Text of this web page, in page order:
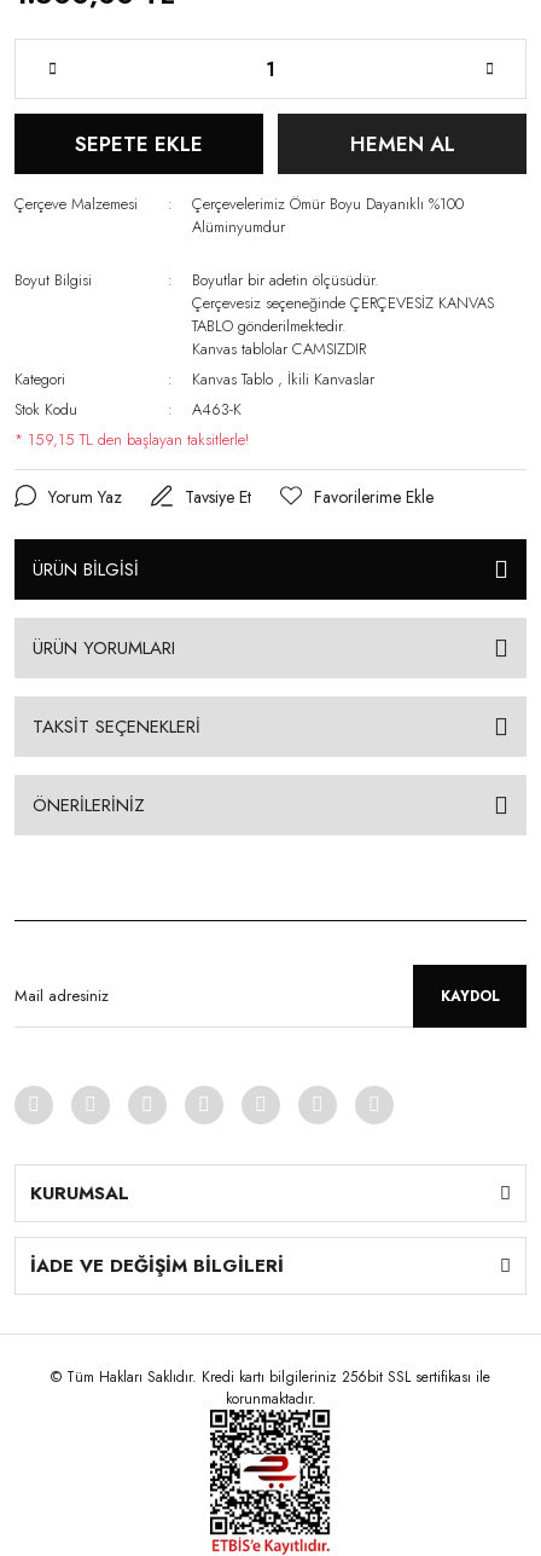
SEPETE EKLE HEMEN AL
Çerçeve Malzemesi
Çerçevelerimiz Ömür Boyu Dayanıklı %100
Alüminyumdur
Boyut Bilgisi
Boyutlar bir adetin ölçüsüdür.
Çerçevesiz seçeneğinde ÇERÇEVESİZ KANVAS
TABLO gönderilmektedir.
Kanvas tablolar CAMSIZDIR
Kategori
Kanvas Tablo , İkili Kanvaslar
Stok Kodu
A463-K
* 159,15 TL den başlayan taksitlerle!
Yorum Yaz Tavsiye Et
ÜRÜN BİLGİSİ
ÜRÜN YORUMLARI
TAKSİT SEÇENEKLERİ
ÖNERİLERİNİZ
KAYDOL
KURUMSAL
İADE VE DEĞİŞİM BİLGİLERİ
© Tüm Hakları Saklıdır. Kredi kartı bilgileriniz 256bit SSL sertifikası ile
korunmaktadır.